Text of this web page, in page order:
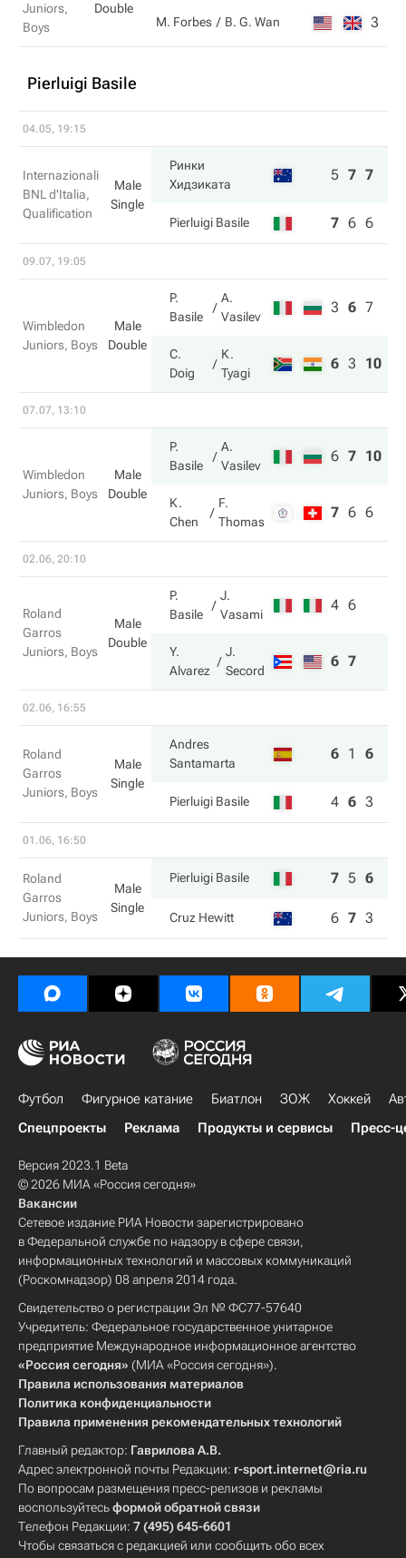
Juniors,
Boys
Double
M. Forbes B. G. Wan 3
Pierluigi Basile
04.05, 19:15
Internazionali
BNL d'Italia,
Qualification
Male
Single
Ринки
Хидзиката
5 7 7
Pierluigi Basile 7 6 6
09.07, 19:05
Wimbledon
Juniors, Boys
Male
Double
P.
Basile
A.
Vasilev
3 6 7
C.
Doig
K.
Tyagi
6 3 10
07.07, 13:10
Wimbledon
Juniors, Boys
Male
Double
P.
Basile
A.
Vasilev
6 7 10
K.
Chen
F.
Thomas
7 6 6
02.06, 20:10
Roland
Garros
Juniors, Boys
Male
Double
P.
Basile
J.
Vasami
4 6
Y.
Alvarez
J.
Secord
6 7
02.06, 16:55
Roland
Garros
Juniors, Boys
Male
Single
Andres
Santamarta
6 1 6
Pierluigi Basile 4 6 3
01.06, 16:50
Roland
Garros
Juniors, Boys
Male
Single
Pierluigi Basile 7 5 6
Cruz Hewitt 6 7 3
Футбол Фигурное катание Биатлон ЗОЖ Хоккей
Спецпроекты
Реклама Продукты и сервисы Пресс-
Версия 2023.1 Beta
© 2026 МИА «Россия сегодня»
Вакансии
Сетевое издание РИА Новости зарегистрировано
в Федеральной службе по надзору в сфере связи,
информационных технологий и массовых коммуникаций
(Роскомнадзор) 08 апреля 2014 года.
Свидетельство о регистрации Эл № ФС77-57640
Учредитель: Федеральное государственное унитарное
предприятие Международное информационное агентство
«Россия сегодня» (МИА «Россия сегодня»).
Правила использования материалов
Политика конфиденциальности
Правила применения рекомендательных технологий
Главный редактор: Гаврилова А.В.
Адрес электронной почты Редакции: r-sport.internet@ria.ru
По вопросам размещения пресс-релизов и рекламы
воспользуйтесьформой обратной связи
Телефон Редакции: 7 (495) 645-6601
Чтобы связаться с редакцией или сообщить обо всех